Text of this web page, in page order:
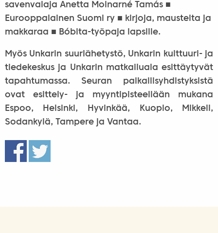
savenvalaja Anetta Molnarné Tamás ■
Eurooppalainen Suomi ry ■ kirjoja, mausteita ja
makkaraa ■ Bóbita-työpaja lapsille.
Myös Unkarin suurlähetystö, Unkarin kulttuuri- ja
tiedekeskus ja Unkarin matkailuala esittäytyvät
tapahtumassa. Seuran paikallisyhdistyksistä
ovat esittely- ja myyntipisteellään mukana
Espoo, Helsinki, Hyvinkää, Kuopio, Mikkeli,
Sodankylä, Tampere ja Vantaa.